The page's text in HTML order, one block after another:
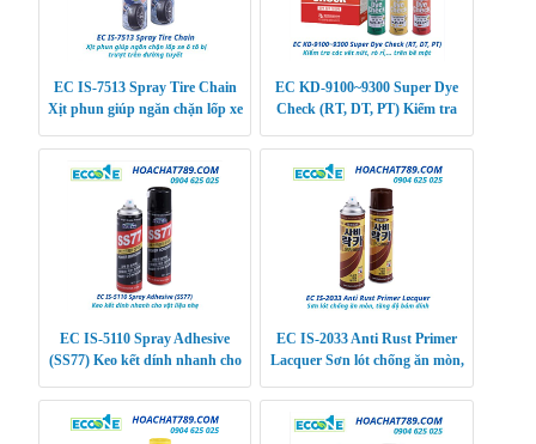
EC IS-7513 Spray Tire Chain
Xịt phun giúp ngăn chặn lốp xe
EC KD-9100~9300 Super Dye
Check (RT, DT, PT) Kiểm tra
EC IS-5110 Spray Adhesive
(SS77) Keo kết dính nhanh cho
EC IS-2033 Anti Rust Primer
Lacquer Sơn lót chống ăn mòn,